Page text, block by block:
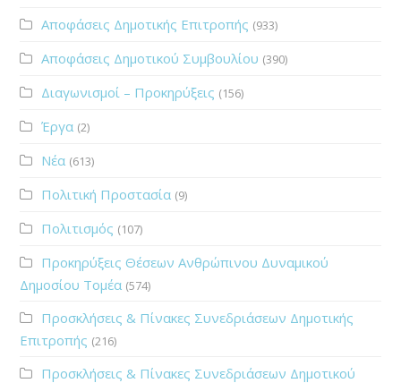
Αποφάσεις Δημοτικής Επιτροπής (933)
Αποφάσεις Δημοτικού Συμβουλίου (390)
Διαγωνισμοί – Προκηρύξεις (156)
Έργα (2)
Νέα (613)
Πολιτική Προστασία (9)
Πολιτισμός (107)
Προκηρύξεις Θέσεων Ανθρώπινου Δυναμικού
Δημοσίου Τομέα (574)
Προσκλήσεις & Πίνακες Συνεδριάσεων Δημοτικής
Επιτροπής (216)
Προσκλήσεις & Πίνακες Συνεδριάσεων Δημοτικού